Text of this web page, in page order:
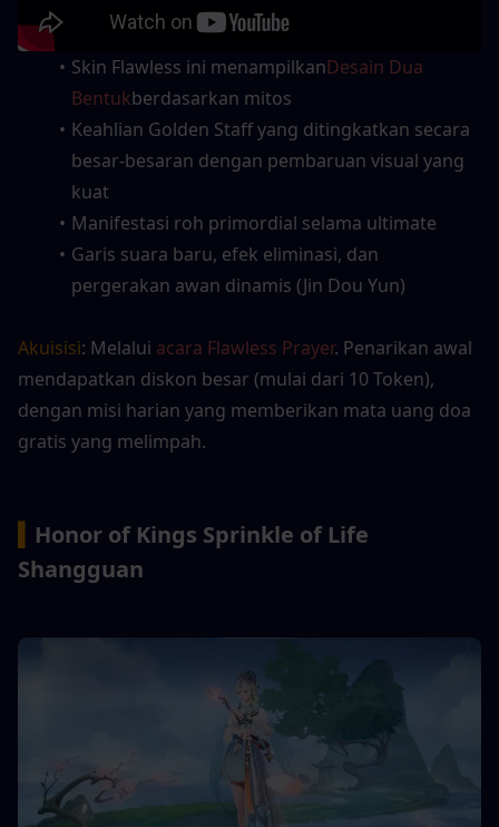
Skin Flawless ini menampilkanDesain Dua
Bentukberdasarkan mitos
Keahlian Golden Staff yang ditingkatkan secara
besar-besaran dengan pembaruan visual yang
kuat
Manifestasi roh primordial selama ultimate
Garis suara baru, efek eliminasi, dan
pergerakan awan dinamis (Jin Dou Yun)
Akuisisi: Melalui acara Flawless Prayer. Penarikan awal
mendapatkan diskon besar (mulai dari 10 Token),
dengan misi harian yang memberikan mata uang doa
gratis yang melimpah.
Honor of Kings Sprinkle of Life
Shangguan